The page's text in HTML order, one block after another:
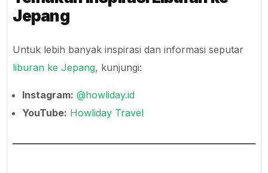
Jepang
Untuk lebih banyak inspirasi dan informasi seputar
liburan ke Jepang, kunjungi:
Instagram: @howliday.id
YouTube: Howliday Travel